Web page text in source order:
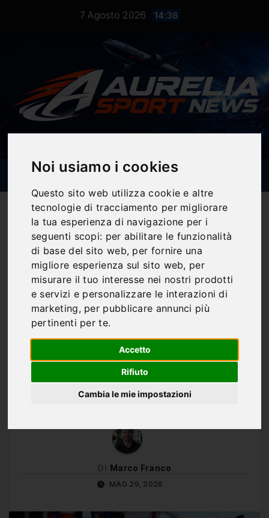
Noi usiamo i cookies
Questo sito web utilizza cookie e altre
tecnologie di tracciamento per migliorare
la tua esperienza di navigazione per i
seguenti scopi: per abilitare le funzionalità
di base del sito web, per fornire una
migliore esperienza sul sito web, per
misurare il tuo interesse nei nostri prodotti
e servizi e personalizzare le interazioni di
marketing, per pubblicare annunci più
pertinenti per te.
Accetto
Rifiuto
Cambia le mie impostazioni
7 Agosto 2026 14:36
Notizie Sportive
GP MUGELLO MOTOGP: I
10 PILOTI QUALIFICATI
DIRETTAMENTE AL Q2,
DI GIANNANTONIO
DOMINA LE PRE-
QUALIFICHE
Marco Franco
MAG 29, 2026